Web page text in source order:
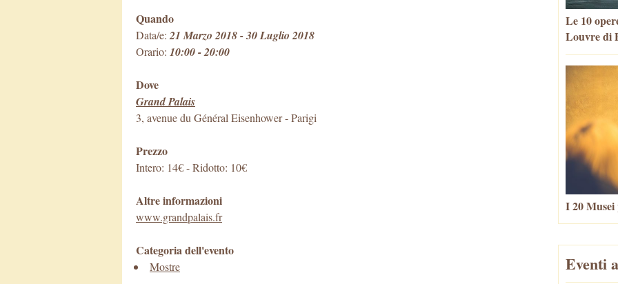
Quando
Data/e: 21 Marzo 2018 - 30 Luglio 2018
Orario: 10:00 - 20:00
Dove
Grand Palais
3, avenue du Général Eisenhower-Parigi
Prezzo
Intero: 14€ - Ridotto: 10€
Altre informazioni
www.grandpalais.fr
Categoria dell'evento
Mostre
Le 10
Louvre di
I 20
Eventi